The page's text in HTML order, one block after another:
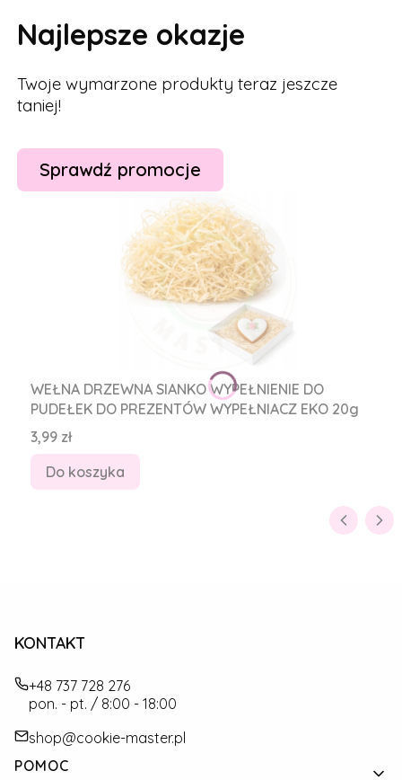
Najlepsze okazje
Twoje wymarzone produkty teraz jeszcze
taniej!
Sprawdź promocje
WEŁNA DRZEWNA SIANKO WYPEŁNIENIE DO
PUDEŁEK DO PREZENTÓW WYPEŁNIACZ EKO 20g
Cena
3,99 zł
Do koszyka
KONTAKT
+48 737 728 276
pon. - pt. / 8:00 - 18:00
shop@cookie-master.pl
Linki w stopce
POMOC